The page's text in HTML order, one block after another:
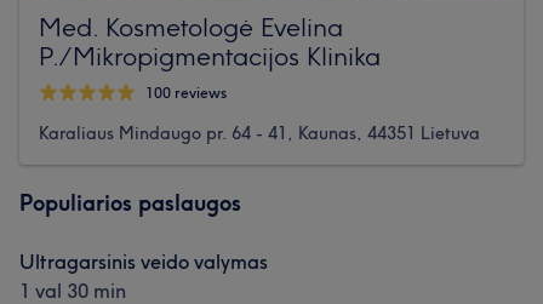
Med. Kosmetologė Evelina
P./Mikropigmentacijos Klinika
100 reviews
Karaliaus Mindaugo pr. 64 - 41, Kaunas, 44351 Lietuva
Populiarios paslaugos
Ultragarsinis veido valymas
1 val 30 min